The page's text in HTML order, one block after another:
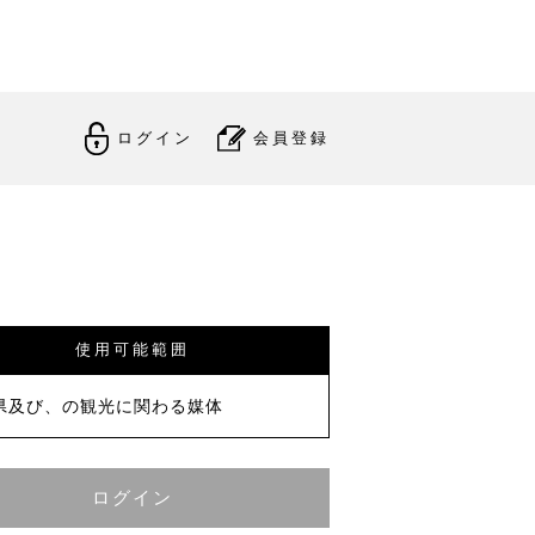
ログイン 会員登録
使用可能範囲
及び、の観光に関わる媒体
ログイン